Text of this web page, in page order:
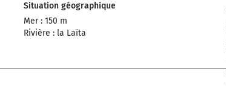
Situation géographique
Mer : 150 m
Rivière : la Laïta